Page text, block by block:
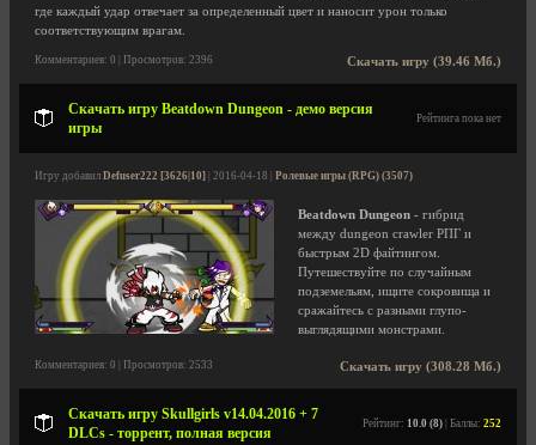
где каждый удар отвечает за определенный цвет и наносит урон только
соответствующим врагам.
Скачать игру (39.46 Мб.)
Комментариев: 0 | Просмотров: 2396
Скачать игру Beatdown Dungeon - демо версия
игры
Рейтинга пока нет
Игру добавил Defuser222 [3626|10] | 2016-04-18 | Ролевые игры (RPG) (3507)
Beatdown Dungeon - гибрид
между dungeon crawler РПГ и
быстрым 2D файтингом.
Путешествуйте по случайным
подземельям, ищите сокровища и
сражайтесь с разными глупо-
выглядящими монстрами.
Скачать игру (308.28 Мб.)
Комментариев: 0 | Просмотров: 2533
Скачать игру Skullgirls v14.04.2016 + 7
DLCs - торрент, полная версия
Рейтинг: 10.0 (8) | Баллы: 252